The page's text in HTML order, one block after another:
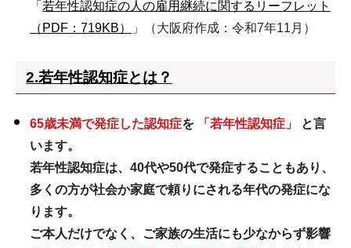
「 若年性認知症の人の雇用継続に関するリーフレット
（PDF：719KB）
」（大阪府作成：令和7年11月）
2.若年性認知症とは？
65歳未満で発症した認知症を 「若年性認知症」
と言
います。
若年性認知症は、40代や50代で発症することもあり、
多くの方が社会か家庭で頼りにされる年代の発症にな
ります。
ご本人だけでなく、ご家族の生活にも少なからず影響